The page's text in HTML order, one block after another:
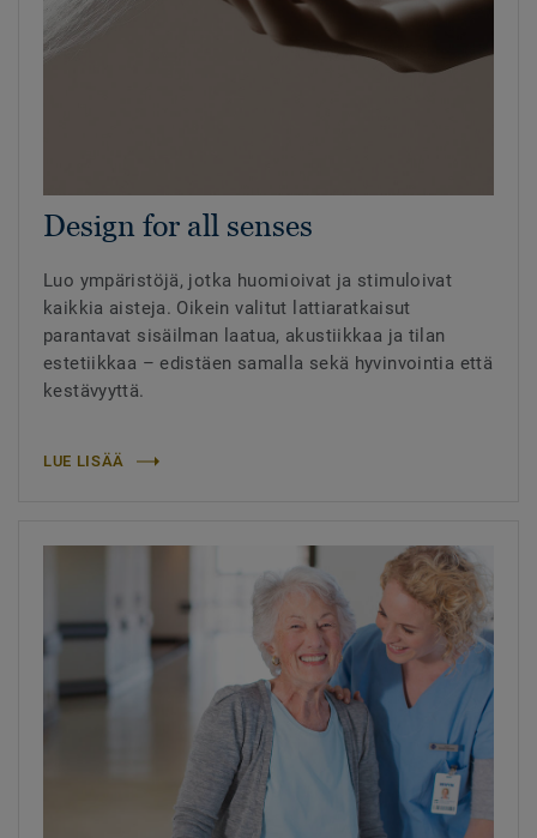
Design for all senses
Luo ympäristöjä, jotka huomioivat ja stimuloivat
kaikkia aisteja. Oikein valitut lattiaratkaisut
parantavat sisäilman laatua, akustiikkaa ja tilan
estetiikkaa – edistäen samalla sekä hyvinvointia että
kestävyyttä.
LUE LISÄÄ